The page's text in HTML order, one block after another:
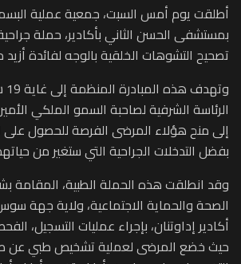
أطلقت يوم أمس السبت، جمعية عملية
بمستشفى الحسن الثاني بأكادير، حملة
تصحيح التشوهات الخلقية بالوجه لفائدة أزيد من 100 طفل
الرئاسة الشرفية لصاحبة السمو الملكي
إلى منح هؤلاء المرضى الفرصة للحصول على
بفضل التدخلات الجراحية التي ستغير من
وقد انطلقت هذه الحملة الطبية، المقامة
الصحة والحماية الاجتماعية، ولاية جهة
أكادير إداوتنان، بإجراء عمليات التسجيل،
حيث خضع المرضى لعملية تشخيص طبي عن